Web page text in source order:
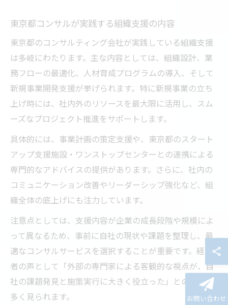
東京都コンサルが実践する組織支援の内容
東京都のコンサルティング会社が実践している組織支援
は多岐にわたります。主な内容としては、組織設計、業
務フローの最適化、人材育成プログラムの導入、そして
新規事業開発支援が挙げられます。特に新規事業の立ち
上げ時には、社内外のリソースを最大限に活用し、スム
ーズなプロジェクト推進をサポートします。
具体的には、事業計画の策定支援や、東京都のスタート
アップ支援施設・ワンストップセンターとの連携による
専門的なアドバイスの提供があります。さらに、社内の
コミュニケーション改善やリーダーシップ強化など、組
織全体の底上げにも注力しています。
注意点としては、支援内容が企業の成長段階や規模によ
って異なるため、事前に自社の現状や課題を整理し、最
適なコンサルサービスを選択することが重要です。経験
者の声として「外部の専門家による客観的な視点が、自
社の課題発見と施策実行に大きく役立った」との評価も
多く見られます。
お問い合わせ